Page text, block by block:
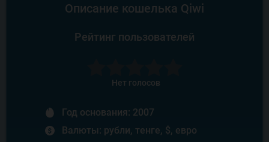
Описание кошелька Qiwi
Год основания: 2007
Валюты: рубли, тенге, $, евро
Рейтинг пользователей
Нет голосов